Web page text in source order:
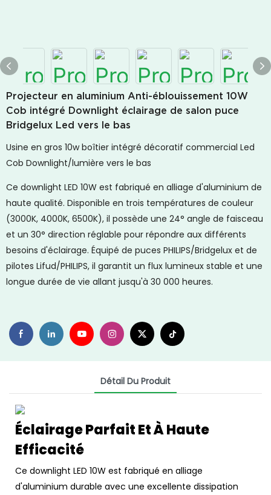
Projecteur en aluminium Anti-éblouissement 10W
Cob intégré Downlight éclairage de salon puce
Bridgelux Led vers le bas
Usine en gros 10w boîtier intégré décoratif commercial Led
Cob Downlight/lumière vers le bas
Ce downlight LED 10W est fabriqué en alliage d'aluminium de
haute qualité. Disponible en trois températures de couleur
(3000K, 4000K, 6500K), il possède une 24° angle de faisceau
et un 30° direction réglable pour répondre aux différents
besoins d'éclairage. Équipé de puces PHILIPS/Bridgelux et de
pilotes Lifud/PHILIPS, il garantit un flux lumineux stable et une
longue durée de vie allant jusqu'à 30 000 heures.
Détail Du Produit
Éclairage Parfait Et À Haute
Efficacité
Ce downlight LED 10W est fabriqué en alliage
d'aluminium durable avec une excellente dissipation